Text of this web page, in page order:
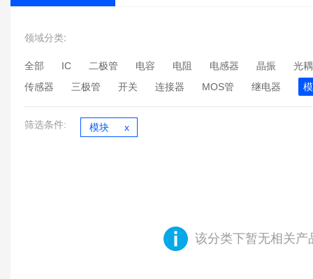
领域分类:
全部 IC 二极管 电容 电阻 电感器 晶振
光耦
传感器
三极管 开关 连接器 MOS管 继电器
筛选条件: 模块
该分类下暂无相关